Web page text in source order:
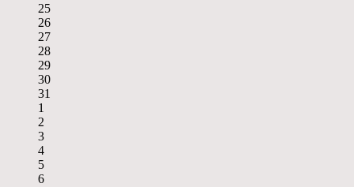
25
26
27
28
29
30
31
1
2
3
4
5
6